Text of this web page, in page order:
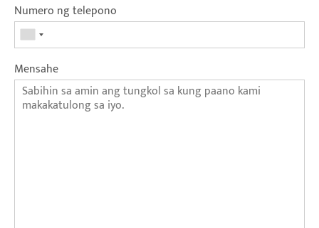
Numero ng telepono
Mensahe